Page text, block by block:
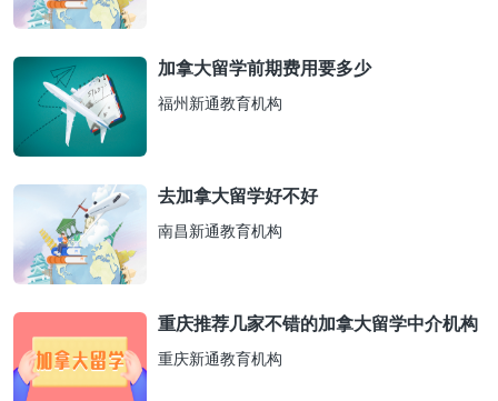
加拿大留学前期费用要多少
福州新通教育机构
去加拿大留学好不好
南昌新通教育机构
重庆推荐几家不错的加拿大留学中介机构
重庆新通教育机构